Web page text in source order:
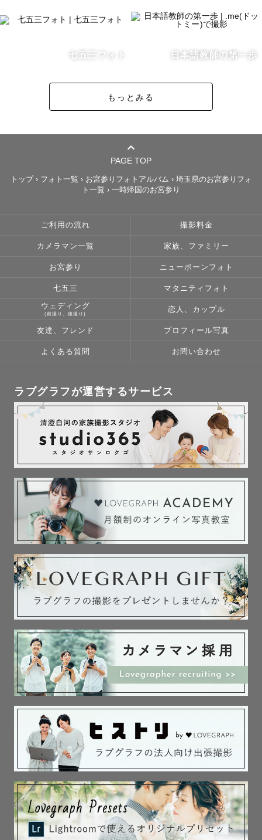
私は10年後に見返したときに流行り廃りのないナチュラル
好みの色味があれば寄せることも可能なので、事前にお知
皆様とかけがえのない時間を共有できることを、心から楽
たくさんの方に出会えるのを楽しみにしています🥰
どうぞよろしくお願いします😊
七五三フォト 日本語教師の第一歩
もっとみる
PAGE TOP
トップ› フォト一覧 › お宮参りフォトアルバム › 埼玉県のお宮参りフォ
ト一覧 › 一時帰国のお宮参り
ご利用の流れ 撮影料金
カメラマン一覧 家族、ファミリー
お宮参り ニューボーンフォト
七五三 マタニティフォト
ウェディング
(前撮り、後撮り)
恋人、カップル
友達、フレンド プロフィール写真
よくある質問 お問い合わせ
ラブグラフが運営するサービス